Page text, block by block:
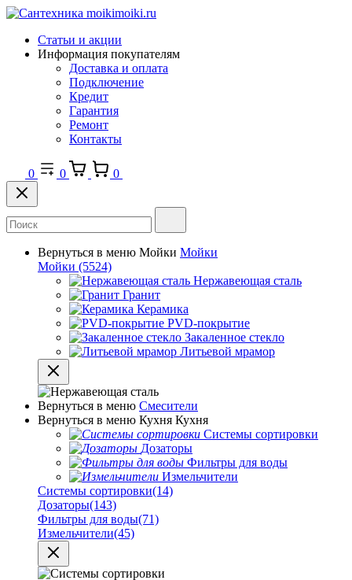
Статьи и акции
Информация покупателям
Доставка и оплата
Подключение
Кредит
Гарантия
Ремонт
Контакты
0 0 0
Вернуться в меню Мойки Мойки
Мойки (5524)
Нержавеющая сталь
Гранит
Керамика
PVD-покрытие
Закаленное стекло
Литьевой мрамор
Вернуться в меню Смесители
Вернуться в меню Кухня Кухня
Системы сортировки
Дозаторы
Фильтры для воды
Измельчители
Системы сортировки(14)
Дозаторы(143)
Фильтры для воды(71)
Измельчители(45)